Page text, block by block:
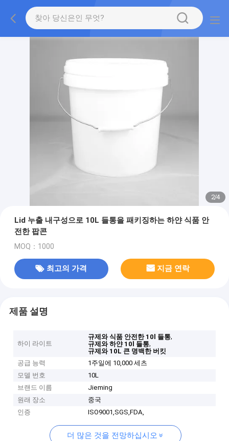
2/4
Lid 누출 내구성으로 10L 들통을 패키징하는 하얀 식품 안
전한 팝콘
MOQ：1000
최고의 가격 지금 연락
제품 설명
하이 라이트
규제와 식품 안전한 10l 들통,
규제와 하얀 10l 들통,
규제와 10L 큰 명백한 버킷
공급 능력
1주일에 10,000 세츠
모델 번호
10L
브랜드 이름
Jieming
원래 장소
중국
인증
ISO9001,SGS,FDA,
더 많은 것을 전망하십시오